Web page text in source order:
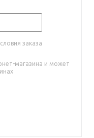
заказа
магазина и может